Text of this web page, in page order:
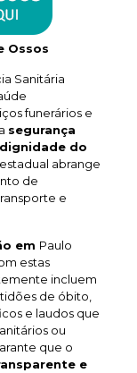
Ossos
Sanitária
funerários e
segurança
dignidade do
estadual abrange
de
e
em Paulo
estas
incluem
de óbito,
e laudos que
ou
que o
e